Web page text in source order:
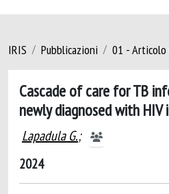
IRIS Pubblicazioni 01 - Articolo
Cascade of care for TB
newly diagnosed with HIV
Lapadula G.;
2024